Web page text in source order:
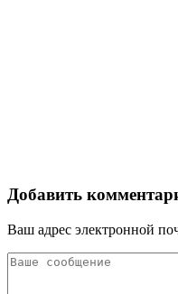
Добавить
Ваш адрес электронной